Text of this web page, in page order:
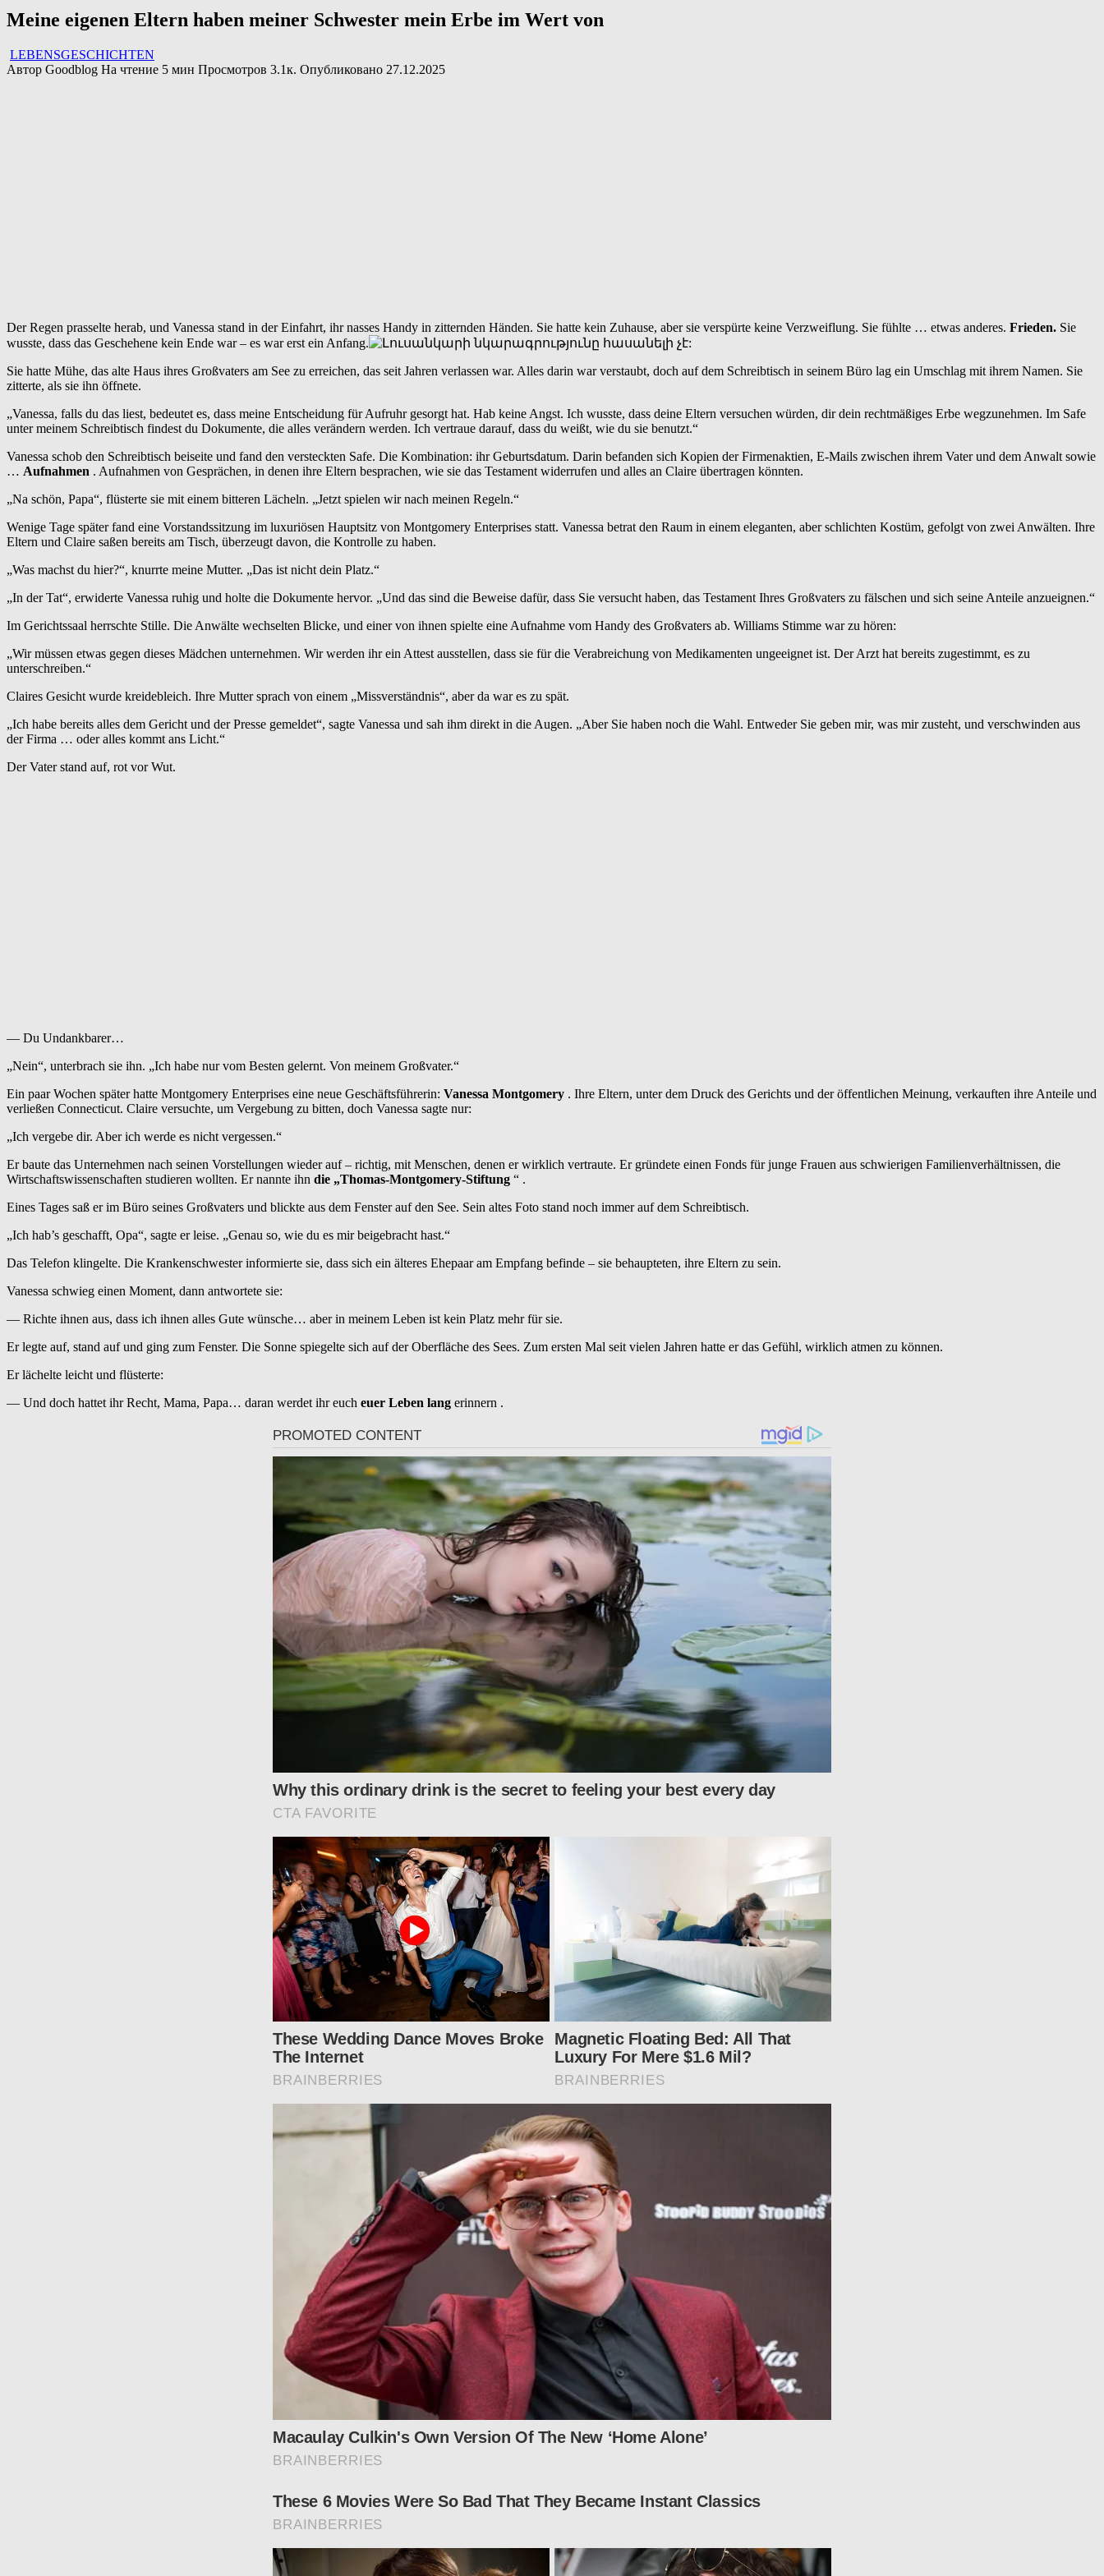
Meine eigenen Eltern haben meiner Schwester mein Erbe im Wert von
LEBENSGESCHICHTEN
Автор Goodblog На чтение 5 мин Просмотров 3.1к. Опубликовано 27.12.2025
Der Regen prasselte herab, und Vanessa stand in der Einfahrt, ihr nasses Handy in zitternden Händen. Sie hatte kein Zuhause, aber sie verspürte keine Verzweiflung. Sie fühlte … etwas anderes. Frieden. Sie
wusste, dass das Geschehene kein Ende war – es war erst ein Anfang.
Sie hatte Mühe, das alte Haus ihres Großvaters am See zu erreichen, das seit Jahren verlassen war. Alles darin war verstaubt, doch auf dem Schreibtisch in seinem Büro lag ein Umschlag mit ihrem Namen. Sie
zitterte, als sie ihn öffnete.
„Vanessa, falls du das liest, bedeutet es, dass meine Entscheidung für Aufruhr gesorgt hat. Hab keine Angst. Ich wusste, dass deine Eltern versuchen würden, dir dein rechtmäßiges Erbe wegzunehmen. Im Safe
unter meinem Schreibtisch findest du Dokumente, die alles verändern werden. Ich vertraue darauf, dass du weißt, wie du sie benutzt.“
Vanessa schob den Schreibtisch beiseite und fand den versteckten Safe. Die Kombination: ihr Geburtsdatum. Darin befanden sich Kopien der Firmenaktien, E-Mails zwischen ihrem Vater und dem Anwalt sowie
… Aufnahmen . Aufnahmen von Gesprächen, in denen ihre Eltern besprachen, wie sie das Testament widerrufen und alles an Claire übertragen könnten.
„Na schön, Papa“, flüsterte sie mit einem bitteren Lächeln. „Jetzt spielen wir nach meinen Regeln.“
Wenige Tage später fand eine Vorstandssitzung im luxuriösen Hauptsitz von Montgomery Enterprises statt. Vanessa betrat den Raum in einem eleganten, aber schlichten Kostüm, gefolgt von zwei Anwälten. Ihre
Eltern und Claire saßen bereits am Tisch, überzeugt davon, die Kontrolle zu haben.
„Was machst du hier?“, knurrte meine Mutter. „Das ist nicht dein Platz.“
„In der Tat“, erwiderte Vanessa ruhig und holte die Dokumente hervor. „Und das sind die Beweise dafür, dass Sie versucht haben, das Testament Ihres Großvaters zu fälschen und sich seine Anteile anzueignen.“
Im Gerichtssaal herrschte Stille. Die Anwälte wechselten Blicke, und einer von ihnen spielte eine Aufnahme vom Handy des Großvaters ab. Williams Stimme war zu hören:
„Wir müssen etwas gegen dieses Mädchen unternehmen. Wir werden ihr ein Attest ausstellen, dass sie für die Verabreichung von Medikamenten ungeeignet ist. Der Arzt hat bereits zugestimmt, es zu
unterschreiben.“
Claires Gesicht wurde kreidebleich. Ihre Mutter sprach von einem „Missverständnis“, aber da war es zu spät.
„Ich habe bereits alles dem Gericht und der Presse gemeldet“, sagte Vanessa und sah ihm direkt in die Augen. „Aber Sie haben noch die Wahl. Entweder Sie geben mir, was mir zusteht, und verschwinden aus
der Firma … oder alles kommt ans Licht.“
Der Vater stand auf, rot vor Wut.
— Du Undankbarer…
„Nein“, unterbrach sie ihn. „Ich habe nur vom Besten gelernt. Von meinem Großvater.“
Ein paar Wochen später hatte Montgomery Enterprises eine neue Geschäftsführerin: Vanessa Montgomery . Ihre Eltern, unter dem Druck des Gerichts und der öffentlichen Meinung, verkauften ihre Anteile und
verließen Connecticut. Claire versuchte, um Vergebung zu bitten, doch Vanessa sagte nur:
„Ich vergebe dir. Aber ich werde es nicht vergessen.“
Er baute das Unternehmen nach seinen Vorstellungen wieder auf – richtig, mit Menschen, denen er wirklich vertraute. Er gründete einen Fonds für junge Frauen aus schwierigen Familienverhältnissen, die
Wirtschaftswissenschaften studieren wollten. Er nannte ihn die „Thomas-Montgomery-Stiftung “ .
Eines Tages saß er im Büro seines Großvaters und blickte aus dem Fenster auf den See. Sein altes Foto stand noch immer auf dem Schreibtisch.
„Ich hab’s geschafft, Opa“, sagte er leise. „Genau so, wie du es mir beigebracht hast.“
Das Telefon klingelte. Die Krankenschwester informierte sie, dass sich ein älteres Ehepaar am Empfang befinde – sie behaupteten, ihre Eltern zu sein.
Vanessa schwieg einen Moment, dann antwortete sie:
— Richte ihnen aus, dass ich ihnen alles Gute wünsche… aber in meinem Leben ist kein Platz mehr für sie.
Er legte auf, stand auf und ging zum Fenster. Die Sonne spiegelte sich auf der Oberfläche des Sees. Zum ersten Mal seit vielen Jahren hatte er das Gefühl, wirklich atmen zu können.
Er lächelte leicht und flüsterte:
— Und doch hattet ihr Recht, Mama, Papa… daran werdet ihr euch euer Leben lang erinnern .